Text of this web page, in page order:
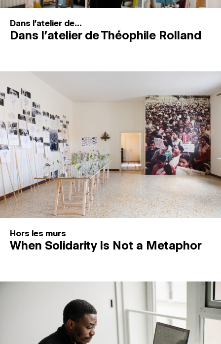
Dans l'atelier de...
Dans l’atelier de Théophile Rolland
Hors les murs
When Solidarity Is Not a Metaphor